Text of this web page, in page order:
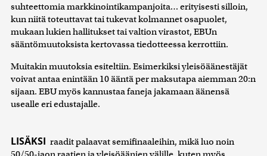
suhteettomia markkinointikampanjoita… erityisesti silloin,
kun niitä toteuttavat tai tukevat kolmannet osapuolet,
mukaan lukien hallitukset tai valtion virastot, EBUn
sääntömuutoksista kertovassa tiedotteessa kerrottiin.
Muitakin muutoksia esiteltiin. Esimerkiksi yleisöäänestäjät
voivat antaa enintään 10 ääntä per maksutapa aiemman 20:n
sijaan. EBU myös kannustaa faneja jakamaan äänensä
usealle eri edustajalle.
LISÄKSI raadit palaavat semifinaaleihin, mikä luo noin